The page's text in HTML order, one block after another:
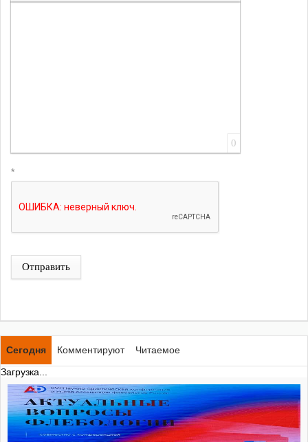
Вставить ссылку
Вставить защищенную ссылку
Вставить смайлик
Вставка скрытого текста
Вставка цитаты
Вставка спойлера
0
*
Отправить
Сегодня Комментируют
Читаемое
Загрузка...